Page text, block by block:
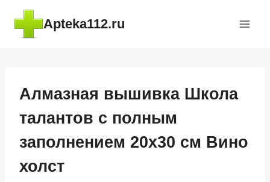
Перейти
содержимому
Apteka112.ru
Алмазная вышивка Школа
талантов с полным
заполнением 20х30 см Вино
холст